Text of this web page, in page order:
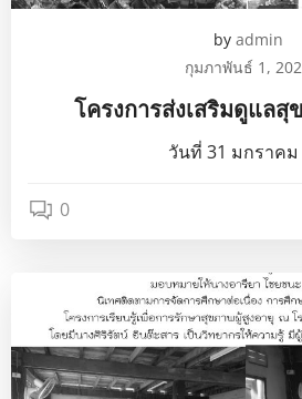
by admin
กุมภาพันธ์ 1,
โครงการส่งเสริมดูแลสุ
วันที่ 31 มกราค
0